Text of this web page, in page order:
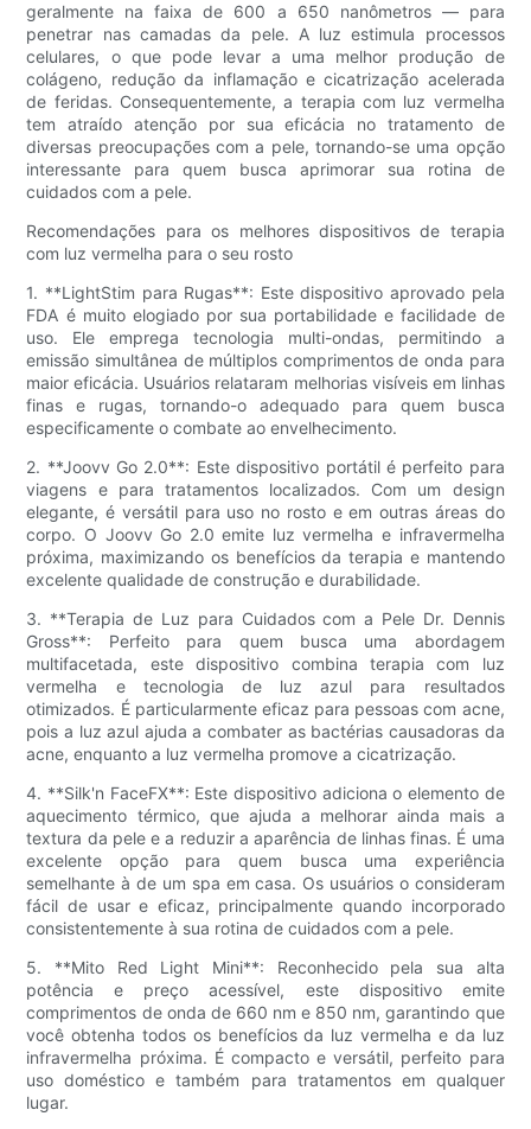
geralmente na faixa de 600 a 650 nanômetros — para
penetrar nas camadas da pele. A luz estimula processos
celulares, o que pode levar a uma melhor produção de
colágeno, redução da inflamação e cicatrização acelerada
de feridas. Consequentemente, a terapia com luz vermelha
tem atraído atenção por sua eficácia no tratamento de
diversas preocupações com a pele, tornando-se uma opção
interessante para quem busca aprimorar sua rotina de
cuidados com a pele.
Recomendações para os melhores dispositivos de terapia
com luz vermelha para o seu rosto
1. **LightStim para Rugas**: Este dispositivo aprovado pela
FDA é muito elogiado por sua portabilidade e facilidade de
uso. Ele emprega tecnologia multi-ondas, permitindo a
emissão simultânea de múltiplos comprimentos de onda para
maior eficácia. Usuários relataram melhorias visíveis em linhas
finas e rugas, tornando-o adequado para quem busca
especificamente o combate ao envelhecimento.
2. **Joovv Go 2.0**: Este dispositivo portátil é perfeito para
viagens e para tratamentos localizados. Com um design
elegante, é versátil para uso no rosto e em outras áreas do
corpo. O Joovv Go 2.0 emite luz vermelha e infravermelha
próxima, maximizando os benefícios da terapia e mantendo
excelente qualidade de construção e durabilidade.
3. **Terapia de Luz para Cuidados com a Pele Dr. Dennis
Gross**: Perfeito para quem busca uma abordagem
multifacetada, este dispositivo combina terapia com luz
vermelha e tecnologia de luz azul para resultados
otimizados. É particularmente eficaz para pessoas com acne,
pois a luz azul ajuda a combater as bactérias causadoras da
acne, enquanto a luz vermelha promove a cicatrização.
4. **Silk'n FaceFX**: Este dispositivo adiciona o elemento de
aquecimento térmico, que ajuda a melhorar ainda mais a
textura da pele e a reduzir a aparência de linhas finas. É uma
excelente opção para quem busca uma experiência
semelhante à de um spa em casa. Os usuários o consideram
fácil de usar e eficaz, principalmente quando incorporado
consistentemente à sua rotina de cuidados com a pele.
5. **Mito Red Light Mini**: Reconhecido pela sua alta
potência e preço acessível, este dispositivo emite
comprimentos de onda de 660 nm e 850 nm, garantindo que
você obtenha todos os benefícios da luz vermelha e da luz
infravermelha próxima. É compacto e versátil, perfeito para
uso doméstico e também para tratamentos em qualquer
lugar.